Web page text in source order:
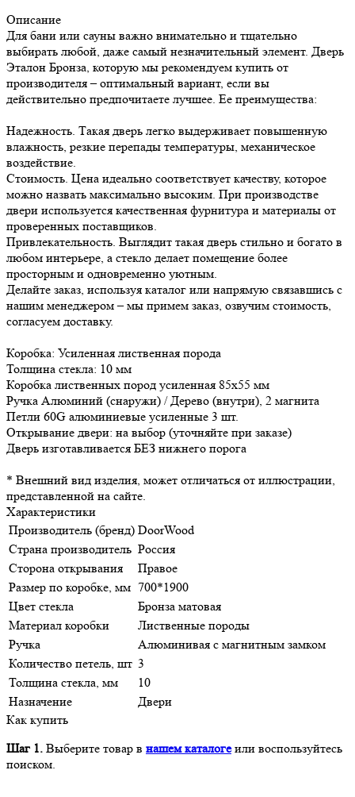
Описание
Для бани или сауны важно внимательно и тщательно
выбирать любой, даже самый незначительный элемент. Дверь
Эталон Бронза, которую мы рекомендуем купить от
производителя – оптимальный вариант, если вы
действительно предпочитаете лучшее. Ее преимущества:
Надежность. Такая дверь легко выдерживает повышенную
влажность, резкие перепады температуры, механическое
воздействие.
Стоимость. Цена идеально соответствует качеству, которое
можно назвать максимально высоким. При производстве
двери используется качественная фурнитура и материалы от
проверенных поставщиков.
Привлекательность. Выглядит такая дверь стильно и богато в
любом интерьере, а стекло делает помещение более
просторным и одновременно уютным.
Делайте заказ, используя каталог или напрямую связавшись с
нашим менеджером – мы примем заказ, озвучим стоимость,
согласуем доставку.
Коробка: Усиленная лиственная порода
Толщина стекла: 10 мм
Коробка лиственных пород усиленная 85х55 мм
Ручка Алюминий (снаружи) / Дерево (внутри), 2 магнита
Петли 60G алюминиевые усиленные 3 шт.
Открывание двери: на выбор (уточняйте при заказе)
Дверь изготавливается БЕЗ нижнего порога
* Внешний вид изделия, может отличаться от иллюстрации,
представленной на сайте.
Характеристики
Производитель (бренд) DoorWood
Страна производитель Россия
Сторона открывания
Правое
Размер по коробке, мм 700*1900
Цвет стекла
Бронза матовая
Материал коробки
Лиственные породы
Ручка
Алюминивая с магнитным замком
Количество петель, шт 3
Толщина стекла, мм
10
Назначение
Двери
Как купить
Шаг 1. Выберите товар в нашем каталогеили воспользуйтесь
поиском.